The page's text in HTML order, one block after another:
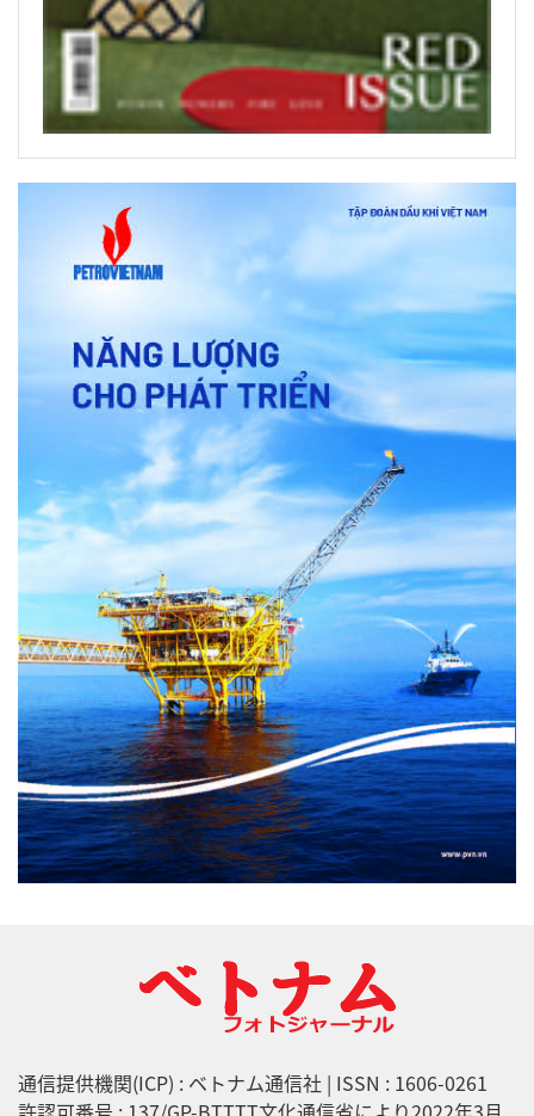
通信提供機関(ICP) : ベトナム通信社 | ISSN : 1606-0261